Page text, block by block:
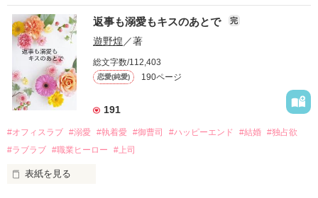
『責任をとる、結婚しよう』と真っ直ぐに告げてきた。
戸惑う美桜とは裏腹に、好きという気持ちを隠すことなく
甘やかしてくる。
そんなある日、哲平は美桜がストーカー被害に
遭っていることを知る。
美桜を守るため、哲平は同居を提案してきて――。
夏木美桜(なつきみお)
鳴海哲平 (なるみてっぺい)
おかしな噂を流されて前の職場でうまくいかなかった梅田美
桜は、海外で傷心旅行をしていたところ、日本人美青年と出会
い、酒の勢いもあり一夜限りの関係となる。
帰国後、美桜は新しい職場でワンナイトした美青年と再会。
なんと彼の正体は、とある財閥御曹司にも関わらず、一族を離
れて起業した新進気鋭の実業家、社内でも冷徹だと評判な社長
――御影恭司その人だったのだ――！
なぜか恭司から飼い猫の世話係を命じられた美桜は、猫の世
の関係となってしまい――？
返事も溺愛もキスのあとで 完
遊野煌 ／著
総文字数/112,403
恋愛(純愛) 190ページ
191
#オフィスラブ #溺愛 #執着愛 #御曹司 #ハッピーエンド #結婚 #独占欲
#ラブラブ #職業ヒーロー #上司
表紙を見る